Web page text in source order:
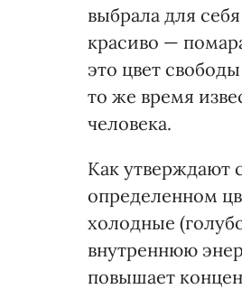
выбрала для
красиво —
это цвет
то же время
человека.
Как утверждают
определенном
холодные
внутреннюю
повышает